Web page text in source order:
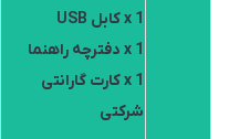
1 x کابل USB
1 x دفترچه راهنما
1 x کارت گارانتی
شرکتی